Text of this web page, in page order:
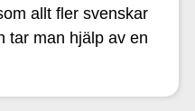
allt fler svenskar
tar man hjälp av en